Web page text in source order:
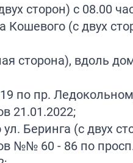
сторон) с 08.00
Кошевого (с двух
сторона), вдоль
по пр.
21.01.2022;
Беринга (с двух
№№ 60 - 86 по